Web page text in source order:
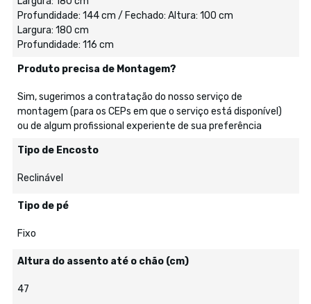
Profundidade: 144 cm / Fechado: Altura: 100 cm
Largura: 180 cm
Profundidade: 116 cm
Produto precisa de Montagem?
Sim, sugerimos a contratação do nosso serviço de
montagem (para os CEPs em que o serviço está disponível)
ou de algum profissional experiente de sua preferência
Tipo de Encosto
Reclinável
Tipo de pé
Fixo
Altura do assento até o chão (cm)
47